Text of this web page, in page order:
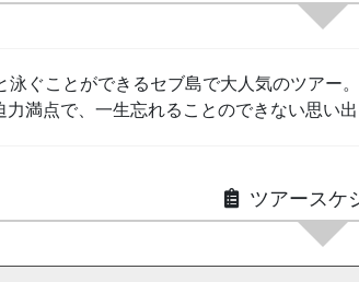
ぐことができるセブ島で大人気のツアー。
満点で、一生忘れることのできない思い出
ツアースケ